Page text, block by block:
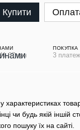
Купити
грн
ПОКУПКА
3
у характеристиках
чи будь якій іншій
пошуку їх на сайті.